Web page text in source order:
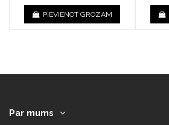
PIEVIENOT GROZAM
Par mums